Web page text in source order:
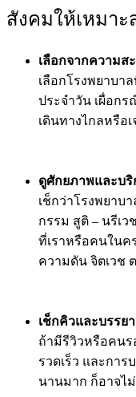
สังคมให้เหมาะ
เลือกจากความส
เลือกโรงพยาบา
ประจำวัน เผื่อกร
เดินทางไกลหรือ
ดูศักยภาพและบริ
เช็กว่าโรงพยาบ
กรรม สูติ – นรีเ
ที่เราหรือคนในค
ความดัน จิตเวช
เช็กคิวและบรรย
ถ้ามีรีวิวหรือคนร
รวดเร็ว และการ
นานมาก ก็อาจไ